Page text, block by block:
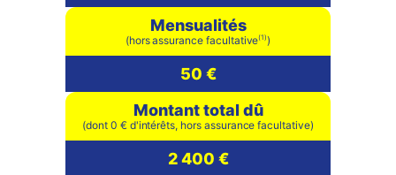
Mensualités
(hors assurance facultative(1))
50 €
Montant total dû
(dont 0 € d'intérêts, hors assurance facultative)
2 400 €